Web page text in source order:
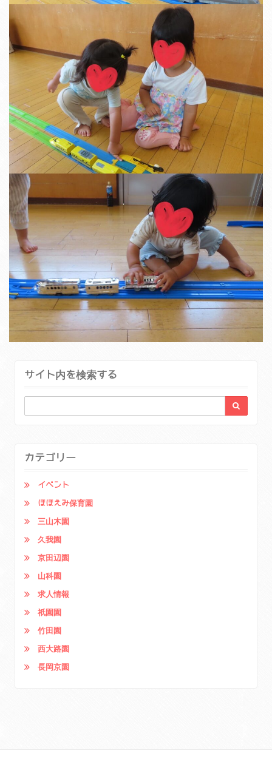
サイト内を検索する
カテゴリー
イベント
ほほえみ保育園
三山木園
久我園
京田辺園
山科園
求人情報
祇園園
竹田園
西大路園
長岡京園